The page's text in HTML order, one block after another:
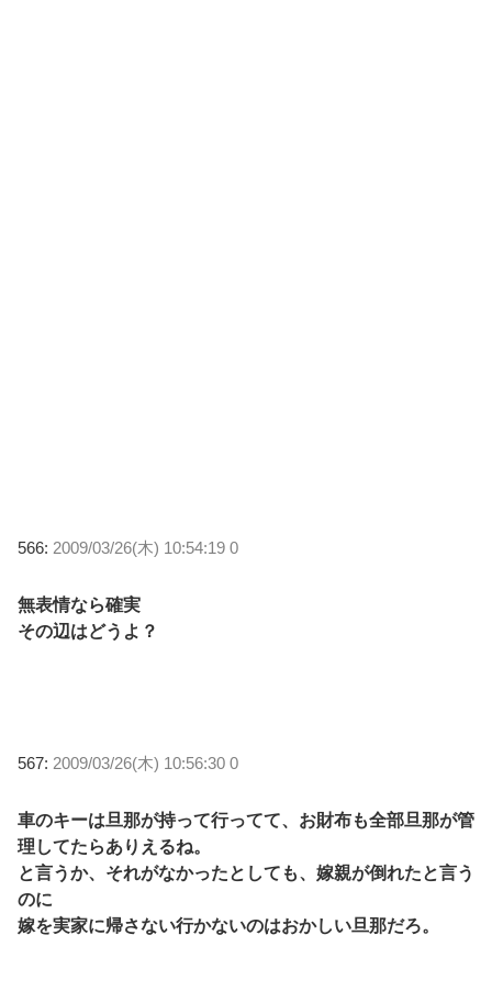
566: 2009/03/26(木) 10:54:19 0
無表情なら確実
その辺はどうよ？
567: 2009/03/26(木) 10:56:30 0
車のキーは旦那が持って行ってて、お財布も全部旦那が管
理してたらありえるね。
と言うか、それがなかったとしても、嫁親が倒れたと言う
のに
嫁を実家に帰さない行かないのはおかしい旦那だろ。